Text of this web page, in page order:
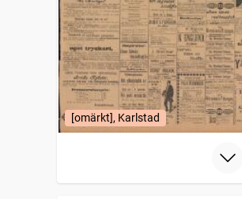
[omärkt], Karlstad